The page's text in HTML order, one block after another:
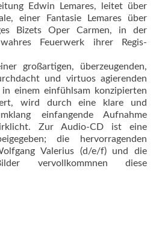
Edwin Lemares, leitet über
einer Fantasie Lemares über
Bizets Oper Carmen, in der
Feuerwerk ihrer Regis­
großar­tigen, überzeugenden,
und virtuos agierenden
einem einfühlsam konzipierten
wird durch eine klare und
einfangende Aufnahme
Zur Audio-CD ist eine
die hervorragenden
Valerius (d/e/f) und die
vervollkommnen diese